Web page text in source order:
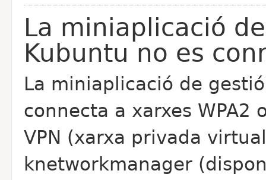
La miniaplicació
Kubuntu no es
La miniaplicació de
connecta a xarxes WPA2
VPN (xarxa privada
knetworkmanager